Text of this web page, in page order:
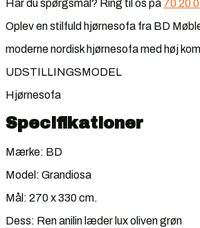
Har du spørgsmål? Ring til os på 70 20
Oplev en stilfuld hjørnesofa fra BD
moderne nordisk hjørnesofa med høj
UDSTILLINGSMODEL
Hjørnesofa
Specifikationer
Mærke: BD
Model: Grandiosa
Mål: 270 x 330 cm.
Dess: Ren anilin læder lux oliven grøn